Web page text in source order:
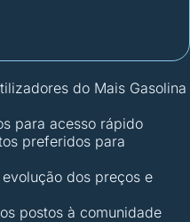
do Mais Gasolina
para acesso rápido
preferidos para
dos preços e
postos à comunidade